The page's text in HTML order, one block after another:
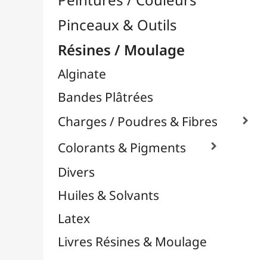
Plastiline
Plastique à Mouler
Powertex
Powertex - Poudres Stone Art
Résines Diverses
Résines UV
Silicones
Vernis Spéciaux
Supports Dessin & Peinture
Transport / Rangement